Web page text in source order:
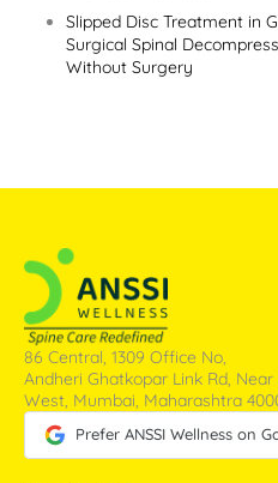
Slipped Disc Treatment in
Surgical Spinal
Without Surgery
86 Central, 1309 Office No,
Andheri Ghatkopar Link Rd,
West, Mumbai, Maharashtra
Prefer ANSSI Wellness on